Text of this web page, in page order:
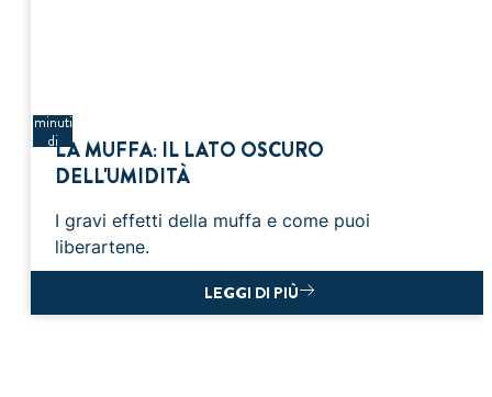
minuti
di
lettura
LA MUFFA: IL LATO OSCURO
DELL'UMIDITÀ
I gravi effetti della muffa e come puoi
liberartene.
LEGGI DI PIÙ